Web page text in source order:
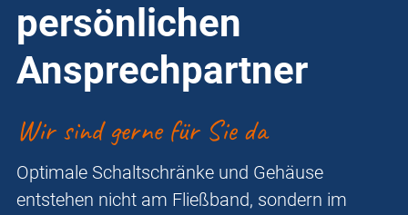
persönlichen
Ansprechpartner
Wir sind gerne für Sie da
Optimale Schaltschränke und Gehäuse
entstehen nicht am Fließband, sondern im